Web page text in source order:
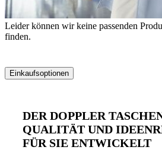
Einkaufsoptionen
springen
Leider können wir keine passenden
finden.
DER DOPPLER
QUALITÄT UND
FÜR SIE ENTWICKELT